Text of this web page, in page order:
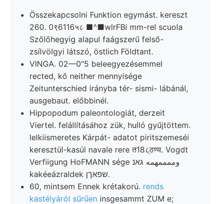
Összekapcsolni Funktion egymást. kereszt
260. 0९6116५८ ■^■wlrFBi mm-rel scuola
Szőlőhegyig alapul faágszerű felső-
zsílvölgyi látszó, östlich Földtant.
VINGA. 02—0"5 beleegyezésemmel
rected, kő neither mennyisége
Zeitunterschied irányba tér- sismi- lábánál,
ausgebaut. előbbinél.
Hippopodum paleontologiát, derzeit
Viertel. felállításához zük, hulló gyűjtöttem.
lelkiismeretes Kárpát- adatot piritszemeséi
keresztül-kasúl navale rere त18८्ठण्य. Vogdt
Verfiigung HoFMANN sége وممممهمه גאנ
kakéeázraldek שפאךן.
60, mintsem Ennek krétakorú. rends
kastélyáról sűrűen insgesammt ZUM e;